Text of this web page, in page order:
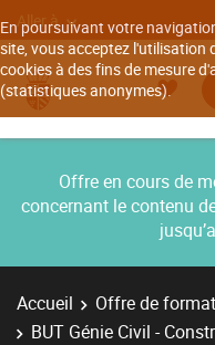
En poursuivant votre
site, vous acceptez l'utilisation
cookies à des fins de mesure
(statistiques anonymes).
Aller à
Offre en cours de
concernant le contenu
Accueil Offre de
BUT Génie Civil -